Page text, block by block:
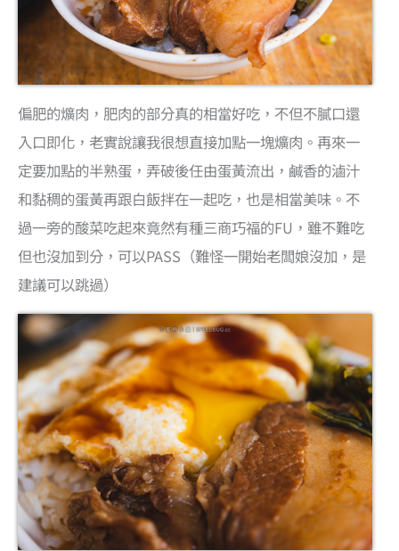
偏肥的爌肉，肥肉的部分真的相當好吃，不但不膩口還
入口即化，老實說讓我很想直接加點一塊爌肉。再來一
定要加點的半熟蛋，弄破後任由蛋黃流出，鹹香的滷汁
和黏稠的蛋黃再跟白飯拌在一起吃，也是相當美味。不
過一旁的酸菜吃起來竟然有種三商巧福的FU，雖不難吃
但也沒加到分，可以PASS（難怪一開始老闆娘沒加，是
建議可以跳過）